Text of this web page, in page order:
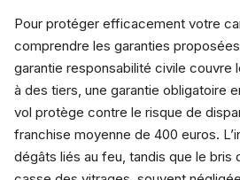
Pour protéger efficacement votre
comprendre les garanties
garantie responsabilité civile couvre
à des tiers, une garantie obligatoire
vol protège contre le risque de
franchise moyenne de 400 euros.
dégâts liés au feu, tandis que le bris